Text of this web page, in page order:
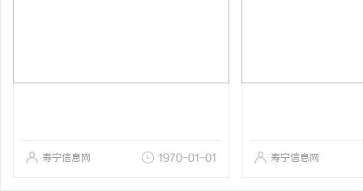
寿宁信息网 1970-01-01 寿宁信息网